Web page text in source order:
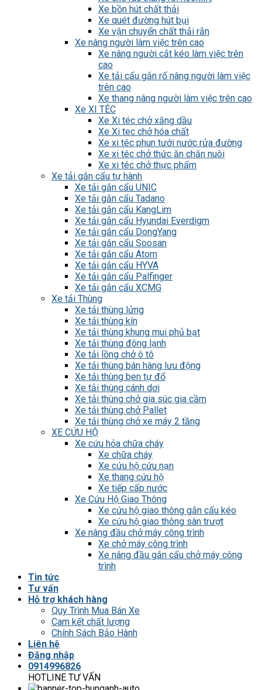
Xe bồn hút chất thải
Xe quét đường hút bụi
Xe vận chuyển chất thải rắn
Xe nâng người làm việc trên cao
Xe nâng người cắt kéo làm việc trên
cao
Xe tải cẩu gắn rổ nâng người làm việc
trên cao
Xe thang nâng người làm việc trên cao
Xe XI TÉC
Xe Xi téc chở xăng dầu
Xe Xi tec chở hóa chất
Xe xi téc phun tưới nước rửa đường
Xe xi téc chở thức ăn chăn nuôi
Xe xi téc chở thực phẩm
Xe tải gắn cẩu tự hành
Xe tải gắn cẩu UNIC
Xe tải gắn cẩu Tadano
Xe tải gắn cẩu KangLim
Xe tải gắn cẩu Hyundai Everdigm
Xe tải gắn cẩu DongYang
Xe tải gắn cẩu Soosan
Xe tải gắn cẩu Atom
Xe tải gắn cẩu HYVA
Xe tải gắn cẩu Palfinger
Xe tải gắn cẩu XCMG
Xe tải Thùng
Xe tải thùng lửng
Xe tải thùng kín
Xe tải thùng khung mui phủ bạt
Xe tải thùng đông lạnh
Xe tải lồng chở ô tô
Xe tải thùng bán hàng lưu động
Xe tải thùng ben tự đổ
Xe tải thùng cánh dơi
Xe tải thùng chở gia súc gia cầm
Xe tải thùng chở Pallet
Xe tải thùng chở xe máy 2 tầng
XE CỨU HỘ
Xe cứu hỏa chữa cháy
Xe chữa cháy
Xe cứu hộ cứu nạn
Xe thang cứu hộ
Xe tiếp cấp nước
Xe Cứu Hộ Giao Thông
Xe cứu hộ giao thông gắn cẩu kéo
Xe cứu hộ giao thông sàn trượt
Xe nâng đầu chở máy công trình
Xe chở máy công trình
Xe nâng đầu gắn cẩu chở máy công
trình
Tin tức
Tư vấn
Hỗ trợ khách hàng
Quy Trình Mua Bán Xe
Cam kết chất lượng
Chính Sách Bảo Hành
Liên hệ
Đăng nhập
0914996826
HOTLINE TƯ VẤN